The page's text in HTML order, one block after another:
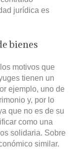
jurídica es
bienes
motivos que
tienen un
ejemplo, uno de
y, por lo
que no es de su
como una
solidaria. Sobre
similar.